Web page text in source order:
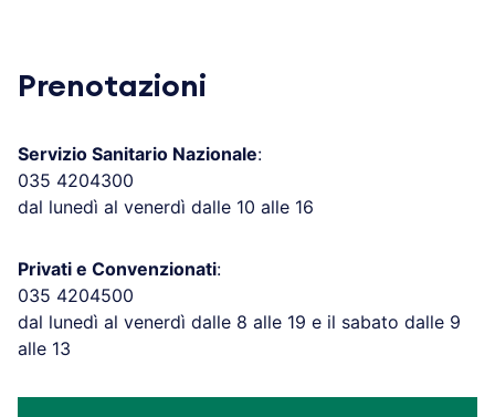
Prenotazioni
Servizio Sanitario Nazionale:
035 4204300
dal lunedì al venerdì dalle 10 alle 16
Privati e Convenzionati:
035 4204500
dal lunedì al venerdì dalle 8 alle 19 e il sabato dalle 9
alle 13